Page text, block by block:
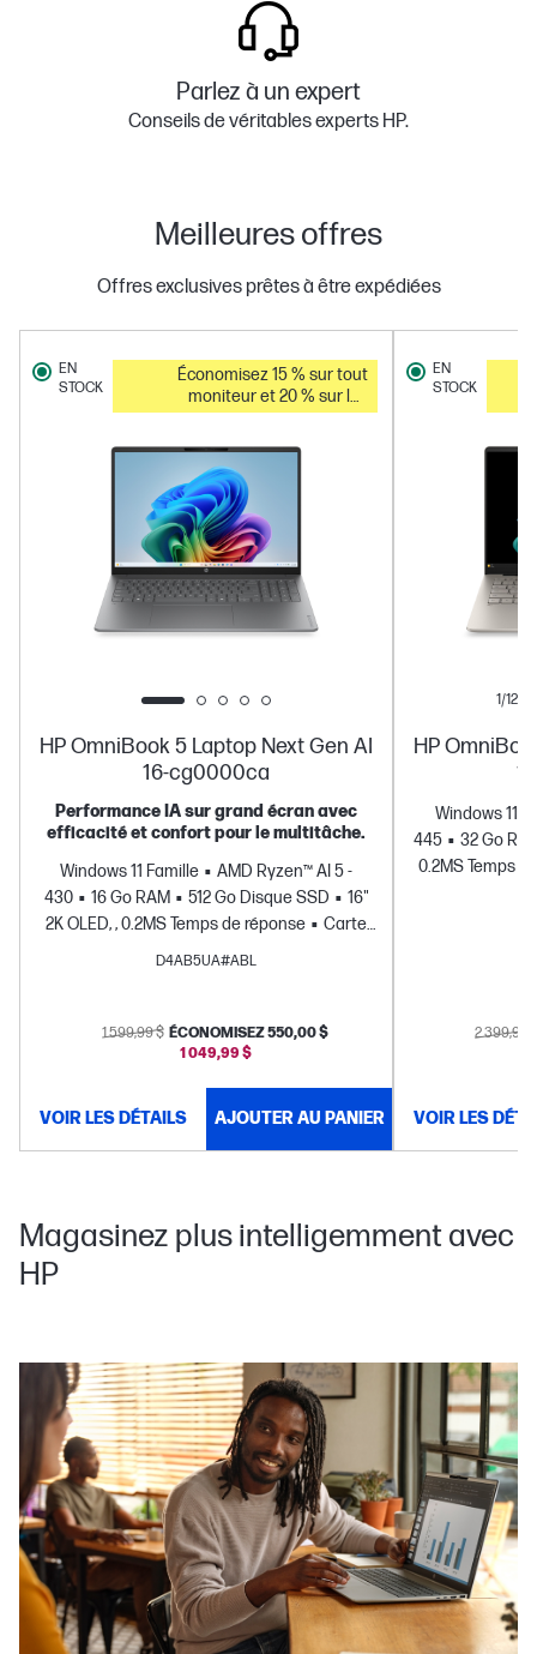
Parlez à un expert
Conseils de véritables experts HP.
Meilleures offres
Offres exclusives prêtes à être expédiées
HP OmniBook 5 Laptop Next Gen AI
16-cg0000ca
Performance IA sur grand écran avec
efficacité et confort pour le multitâche.
Windows 11 Famille
AMD Ryzen™ AI 5 -
430
16 Go RAM 512 Go Disque SSD
16"
2K OLED, , 0.2MS Temps de réponse
Carte
graphique AMD Radeon™ 840M
D4AB5UA#ABL
EN
STOCK
Économisez 15 % sur tout
moniteur et 20 % sur les
accessoires pour PC lorsque
1 599,99 $ ÉCONOMISEZ 550,00 $
1 049,99 $
VOIR LES DÉTAILS AJOUTER AU PANIER
1/12
HP
Windows 11
445
32 Go
0.2MS Temps
EN
STOCK
2 399,99
VOIR LES
Magasinez plus intelligemment avec
HP